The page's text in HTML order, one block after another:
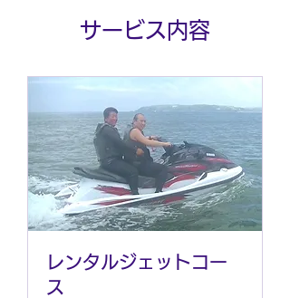
サービス内容
レンタルジェットコー
ス